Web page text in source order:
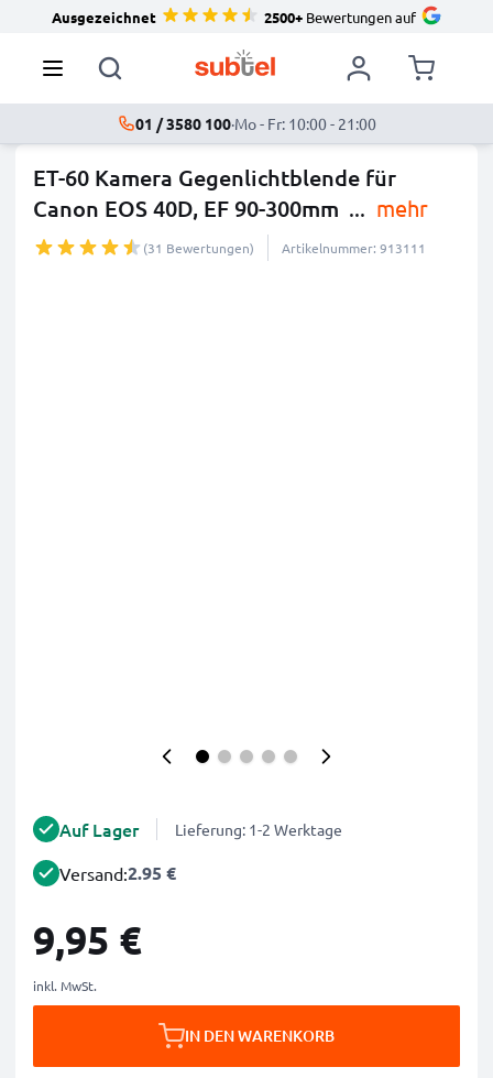
Ausgezeichnet 2500+Bewertungen auf
01 / 3580 100·Mo - Fr: 10:00 - 21:00
ET-60 Kamera Gegenlichtblende für
Canon EOS 40D, EF 90-300mm ... mehr
(31 Bewertungen) Artikelnummer: 913111
Auf Lager Lieferung: 1-2 Werktage
Versand:2.95 €
9,95 €
inkl. MwSt.
IN DEN WARENKORB